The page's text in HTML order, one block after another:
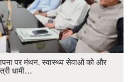
पर मंथन, स्वास्थ्य सेवाओं को और
धामी…